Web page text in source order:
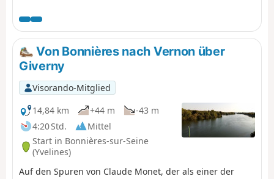
Sehenswürdigkeiten entdecken werden.
Von Bonnières nach Vernon über
Giverny
Visorando-Mitglied
14,84 km
+44 m
-43 m
4:20 Std.
Mittel
Start in Bonnières-sur-Seine
(Yvelines)
Auf den Spuren von Claude Monet, der als einer der